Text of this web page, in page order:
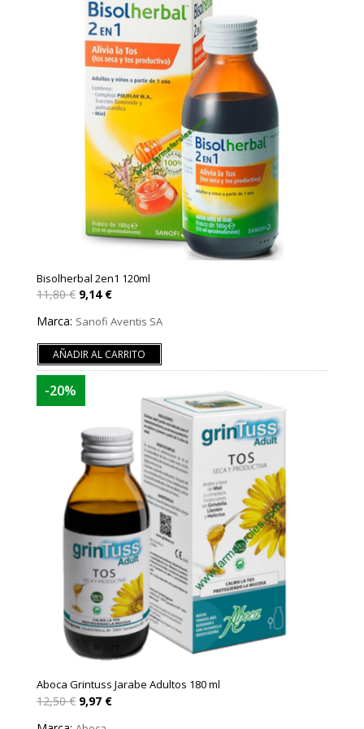
Bisolherbal 2en1 120ml
11,80€ El
precio
original
era:
9,14 €El
actual
es:
Marca: Sanofi Aventis SA
AÑADIR AL CARRITO
-20%
Aboca Grintuss Jarabe Adultos 180 ml
12,50€ El
precio
original
9,97 €El
precio